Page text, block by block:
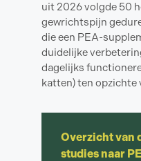
uit 2026 volgde 50
gewrichtspijn
die een PEA-
duidelijke
dagelijks
katten) ten opzichte
Overzicht van
studies naar